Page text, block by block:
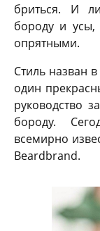
бриться. И
бороду и
опрятными.
Стиль назван
один
руководство
бороду.
всемирно
Beardbrand.